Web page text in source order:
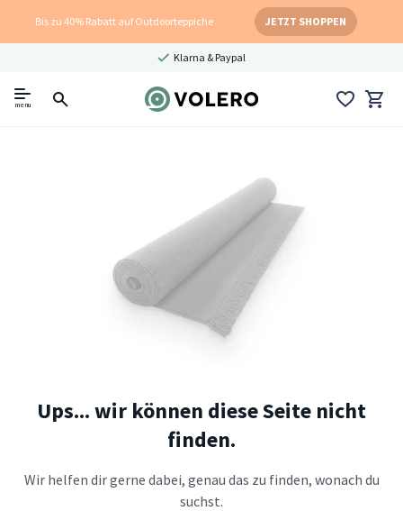
Bis zu 40% Rabatt auf Outdoorteppiche JETZT SHOPPEN
Klarna & Paypal
menu
Ups... wir können diese Seite nicht
finden.
Wir helfen dir gerne dabei, genau das zu finden, wonach du
suchst.